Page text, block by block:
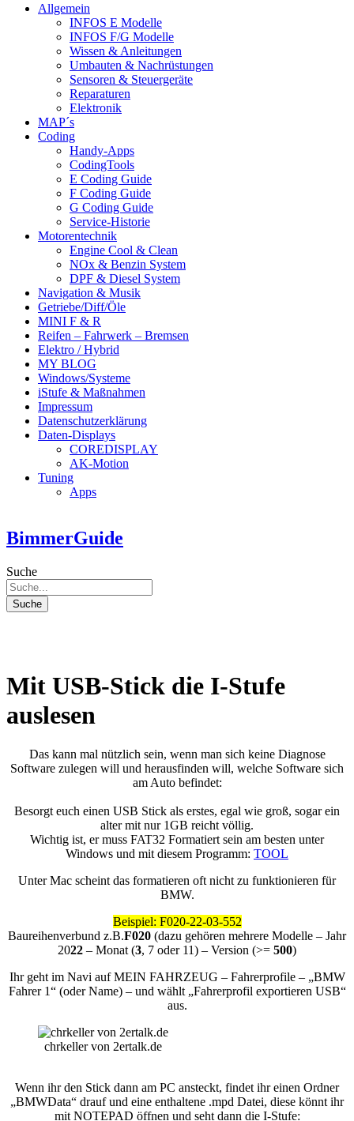
Allgemein
INFOS E Modelle
INFOS F/G Modelle
Wissen & Anleitungen
Umbauten & Nachrüstungen
Sensoren & Steuergeräte
Reparaturen
Elektronik
MAP´s
Coding
Handy-Apps
CodingTools
E Coding Guide
F Coding Guide
G Coding Guide
Service-Historie
Motorentechnik
Engine Cool & Clean
NOx & Benzin System
DPF & Diesel System
Navigation & Musik
Getriebe/Diff/Öle
MINI F & R
Reifen – Fahrwerk – Bremsen
Elektro / Hybrid
MY BLOG
Windows/Systeme
iStufe & Maßnahmen
Impressum
Datenschutzerklärung
Daten-Displays
COREDISPLAY
AK-Motion
Tuning
Apps
BimmerGuide
Suche
Suche
Mit USB-Stick die I-Stufe
auslesen
Das kann mal nützlich sein, wenn man sich keine Diagnose
Software zulegen will und herausfinden will, welche Software sich
am Auto befindet:
Besorgt euch einen USB Stick als erstes, egal wie groß, sogar ein
alter mit nur 1GB reicht völlig.
Wichtig ist, er muss FAT32 Formatiert sein am besten unter
Windows und mit diesem Programm: TOOL
Unter Mac scheint das formatieren oft nicht zu funktionieren für
BMW.
Beispiel: F020-22-03-552
Baureihenverbund z.B.F020 (dazu gehören mehrere Modelle – Jahr
2022 – Monat (3, 7 oder 11) – Version (>= 500)
Ihr geht im Navi auf MEIN FAHRZEUG – Fahrerprofile – „BMW
Fahrer 1“ (oder Name) – und wählt „Fahrerprofil exportieren USB“
aus.
chrkeller von 2ertalk.de
Wenn ihr den Stick dann am PC ansteckt, findet ihr einen Ordner
„BMWData“ drauf und eine enthaltene .mpd Datei, diese könnt ihr
mit NOTEPAD öffnen und seht dann die I-Stufe: